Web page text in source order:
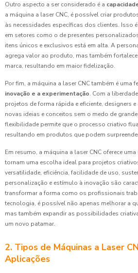
Outro aspecto a ser considerado é a
a máquina a laser CNC, é possível criar
às necessidades específicas dos clientes. Isso
em setores como o de presentes
itens únicos e exclusivos está em alta. A
agrega valor ao produto, mas também fortalece
marca, resultando em maior fidelização.
Por fim, a máquina a laser CNC também é uma
inovação e a experimentação. Com a
projetos de forma rápida e eficiente, designers
novas ideias e conceitos sem o medo de
flexibilidade permite que o processo criativo
resultando em produtos que podem
Em resumo, a máquina a laser CNC oferece
tornam uma escolha ideal para projetos
versatilidade, eficiência, facilidade de uso,
personalização e estímulo à inovação são
transformar a forma como os profissionais
tecnologia, é possível não apenas melhorar a
mas também expandir as possibilidades
um novo patamar.
2. Tipos de Máquinas a Laser
Aplicações